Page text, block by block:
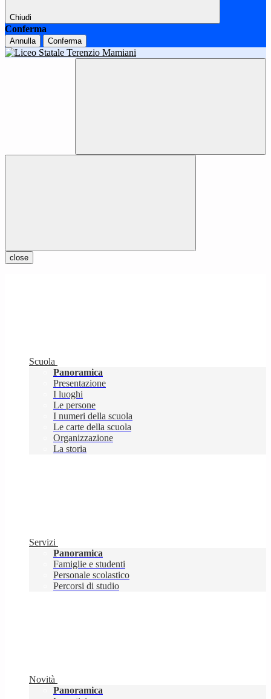
Chiudi
Conferma
Annulla Conferma
close
Scuola
Panoramica
Presentazione
I luoghi
Le persone
I numeri della scuola
Le carte della scuola
Organizzazione
La storia
Servizi
Panoramica
Famiglie e studenti
Personale scolastico
Percorsi di studio
Novità
Panoramica